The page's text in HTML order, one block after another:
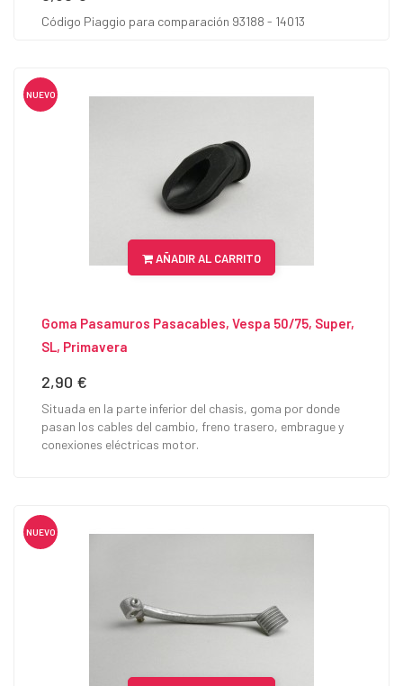
Código Piaggio para comparación 93188 - 14013
NUEVO
AÑADIR AL CARRITO
Goma Pasamuros Pasacables, Vespa 50/75, Super,
SL, Primavera
Precio
2,90 €
Situada en la parte inferior del chasis, goma por donde
pasan los cables del cambio, freno trasero, embrague y
conexiones eléctricas motor.
NUEVO